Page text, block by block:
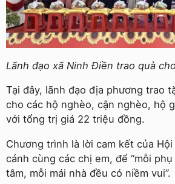
Lãnh đạo xã Ninh Điền trao quà
Tại đây, lãnh đạo địa phương trao
cho các hộ nghèo, cận nghèo, hộ
với tổng trị giá 22 triệu đồng.
Chương trình là lời cam kết của
cánh cùng các chị em, để “mỗi
tâm, mỗi mái nhà đều có niềm vui”.